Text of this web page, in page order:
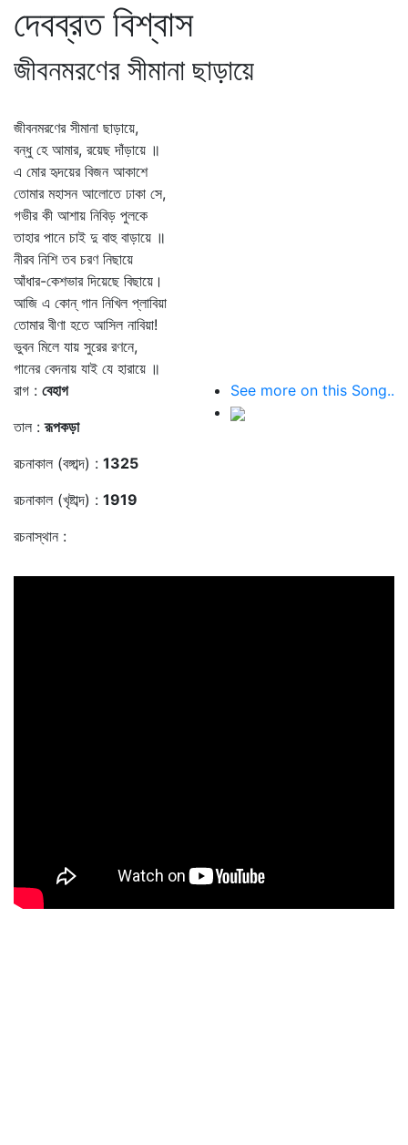
দেবব্রত বিশ্বাস
জীবনমরণের সীমানা ছাড়ায়ে
জীবনমরণের সীমানা ছাড়ায়ে,
বন্ধু হে আমার, রয়েছ দাঁড়ায়ে ॥
এ মোর হৃদয়ের বিজন আকাশে
তোমার মহাসন আলোতে ঢাকা সে,
গভীর কী আশায় নিবিড় পুলকে
তাহার পানে চাই দু বাহু বাড়ায়ে ॥
নীরব নিশি তব চরণ নিছায়ে
আঁধার-কেশভার দিয়েছে বিছায়ে।
আজি এ কোন্‌ গান নিখিল প্লাবিয়া
তোমার বীণা হতে আসিল নাবিয়া!
ভুবন মিলে যায় সুরের রণনে,
গানের বেদনায় যাই যে হারায়ে ॥
রাগ : বেহাগ
তাল :রূপকড়া
রচনাকাল (বঙ্গাব্দ) : 1325
রচনাকাল (খৃষ্টাব্দ) : 1919
রচনাস্থান :
See more on this Song..